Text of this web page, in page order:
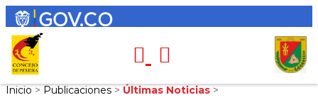
Inicio > Publicaciones > Últimas Noticias >